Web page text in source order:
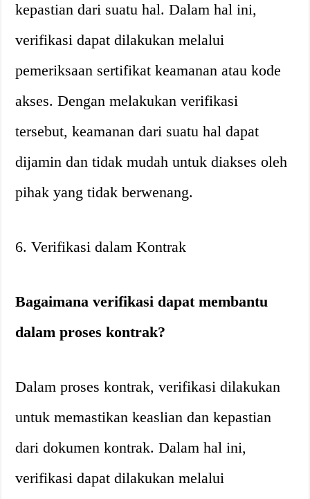
kepastian dari suatu hal. Dalam hal ini,
verifikasi dapat dilakukan melalui
pemeriksaan sertifikat keamanan atau kode
akses. Dengan melakukan verifikasi
tersebut, keamanan dari suatu hal dapat
dijamin dan tidak mudah untuk diakses oleh
pihak yang tidak berwenang.
6. Verifikasi dalam Kontrak
Bagaimana verifikasi dapat membantu
dalam proses kontrak?
Dalam proses kontrak, verifikasi dilakukan
untuk memastikan keaslian dan kepastian
dari dokumen kontrak. Dalam hal ini,
verifikasi dapat dilakukan melalui